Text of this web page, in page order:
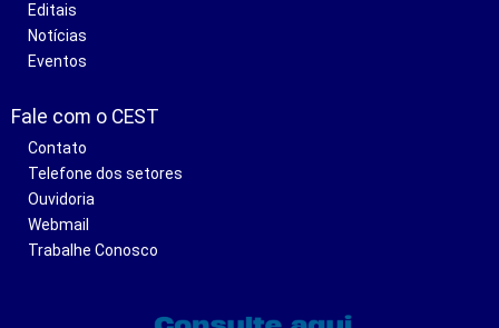
Editais
Notícias
Eventos
Fale com o CEST
Contato
Telefone dos setores
Ouvidoria
Webmail
Trabalhe Conosco